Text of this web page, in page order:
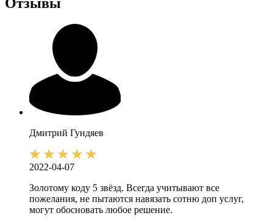
Отзывы
Дмитрий Гундяев
2022-04-07
Золотому коду 5 звёзд. Всегда учитывают все
пожелания, не пытаются навязать сотню доп услуг,
могут обосновать любое решение.